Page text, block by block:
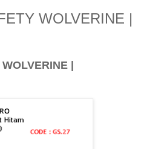
WOLVERINE |
|